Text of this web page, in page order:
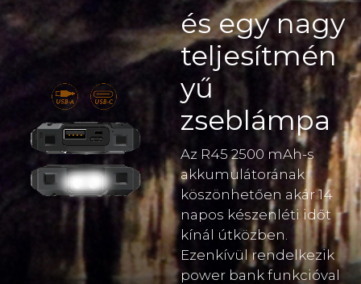
és egy nagy
teljesítmén
yű
zseblámpa
Az R45 2500 mAh-s
akkumulátorának
köszönhetően akár 14
napos készenléti időt
kínál útközben.
Ezenkívül rendelkezik
power bank funkcióval